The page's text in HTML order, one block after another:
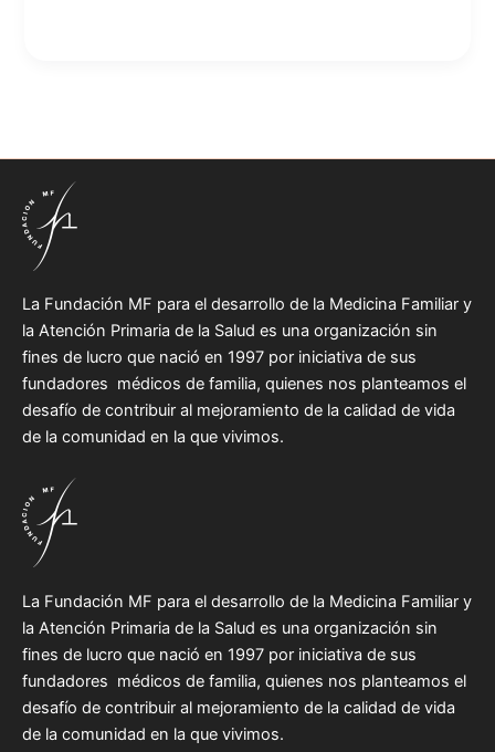
La Fundación MF para el desarrollo de la Medicina Familiar y
la Atención Primaria de la Salud es una organización sin
fines de lucro que nació en 1997 por iniciativa de sus
fundadores médicos de familia, quienes nos planteamos el
desafío de contribuir al mejoramiento de la calidad de vida
de la comunidad en la que vivimos.
La Fundación MF para el desarrollo de la Medicina Familiar y
la Atención Primaria de la Salud es una organización sin
fines de lucro que nació en 1997 por iniciativa de sus
fundadores médicos de familia, quienes nos planteamos el
desafío de contribuir al mejoramiento de la calidad de vida
de la comunidad en la que vivimos.